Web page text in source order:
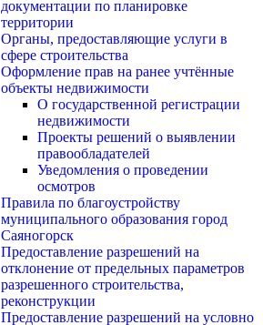
документации по планировке
территории
Органы, предоставляющие услуги в
сфере строительства
Оформление прав на ранее учтённые
объекты недвижимости
О государственной регистрации
недвижимости
Проекты решений о выявлении
правообладателей
Уведомления о проведении
осмотров
Правила по благоустройству
муниципального образования город
Саяногорск
Предоставление разрешений на
отклонение от предельных параметров
разрешенного строительства,
реконструкции
Предоставление разрешений на условно